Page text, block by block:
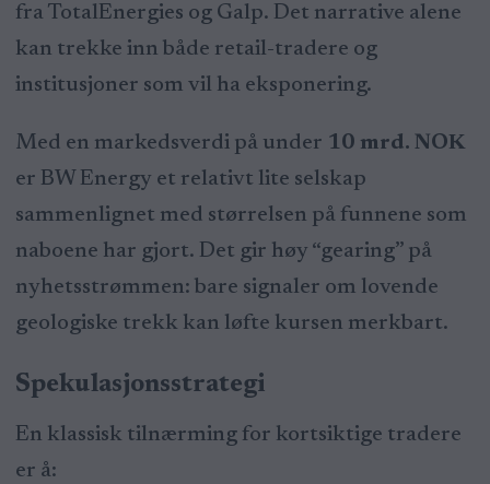
fra TotalEnergies og Galp. Det narrative alene
kan trekke inn både retail-tradere og
institusjoner som vil ha eksponering.
Med en markedsverdi på under 10 mrd. NOK
er BW Energy et relativt lite selskap
sammenlignet med størrelsen på funnene som
naboene har gjort. Det gir høy “gearing” på
nyhetsstrømmen: bare signaler om lovende
geologiske trekk kan løfte kursen merkbart.
Spekulasjonsstrategi
En klassisk tilnærming for kortsiktige tradere
er å: